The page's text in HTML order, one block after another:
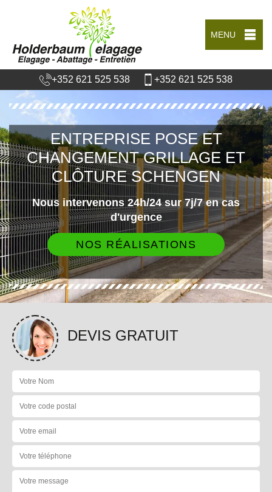
MENU
+352 621 525 538 +352 621 525 538
ENTREPRISE POSE ET
CHANGEMENT GRILLAGE ET
CLÔTURE SCHENGEN
Nous intervenons 24h/24 sur 7j/7 en cas
d'urgence
NOS RÉALISATIONS
DEVIS GRATUIT